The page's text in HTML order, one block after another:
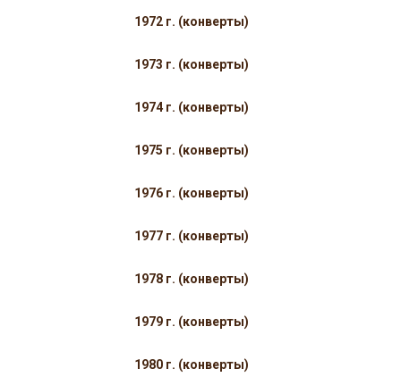
1972 г. (конверты)
1973 г. (конверты)
1974 г. (конверты)
1975 г. (конверты)
1976 г. (конверты)
1977 г. (конверты)
1978 г. (конверты)
1979 г. (конверты)
1980 г. (конверты)